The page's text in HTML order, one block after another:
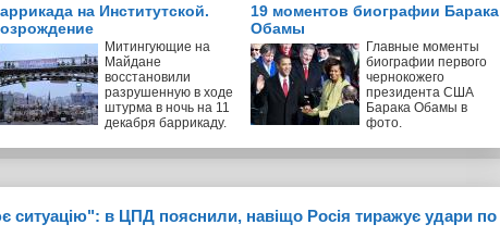
на Институтской.
Митингующие на
Майдане
восстановили
разрушенную в ходе
штурма в ночь на 11
декабря баррикаду.
19 моментов биографии Барака
Обамы
Главные моменты
биографии первого
чернокожего
президента США
Барака Обамы в
фото.
ситуацію": в ЦПД пояснили, навіщо Росія тиражує удари по